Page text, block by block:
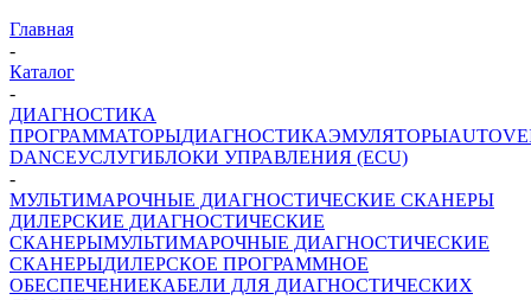
Главная
-
Каталог
-
ДИАГНОСТИКА
ПРОГРАММАТОРЫДИАГНОСТИКАЭМУЛЯТОРЫ
DANCEУСЛУГИБЛОКИ УПРАВЛЕНИЯ (ECU)
-
МУЛЬТИМАРОЧНЫЕ ДИАГНОСТИЧЕСКИЕ СКАНЕРЫ
ДИЛЕРСКИЕ ДИАГНОСТИЧЕСКИЕ
СКАНЕРЫМУЛЬТИМАРОЧНЫЕ ДИАГНОСТИЧЕСКИЕ
СКАНЕРЫДИЛЕРСКОЕ ПРОГРАММНОЕ
ОБЕСПЕЧЕНИЕКАБЕЛИ ДЛЯ ДИАГНОСТИЧЕСКИХ